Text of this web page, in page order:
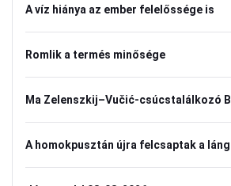
A víz hiánya az ember felelőssége is
Romlik a termés minősége
Ma Zelenszkij–Vučić-csúcstalálkozó
A homokpusztán újra felcsaptak a